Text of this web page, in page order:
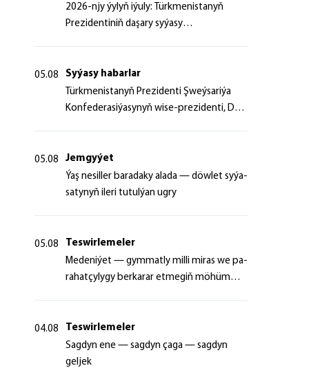
2026-njy ýylyň iýuly: Türkmenistanyň
Prezidentiniň daşary syýasy
05.08
Syýasy habarlar
Türk­me­nis­ta­nyň Prezidenti Şweý­sa­ri­ýa
Kon­fe­de­ra­si­ýa­sy­nyň wi­se-prezidenti, Da­
05.08
Jemgyýet
Ýaş ne­sil­ler ba­ra­da­ky ala­da — döw­let sy­ýa­
sa­ty­nyň ile­ri tu­tul­ýan ug­ry
05.08
Teswirlemeler
Me­de­ni­ýet — gym­mat­ly milli mi­ras we pa­
ra­hat­çy­ly­gy ber­ka­rar et­me­giň mö­hüm
04.08
Teswirlemeler
Sagdyn ene — sagdyn çaga — sagdyn
geljek